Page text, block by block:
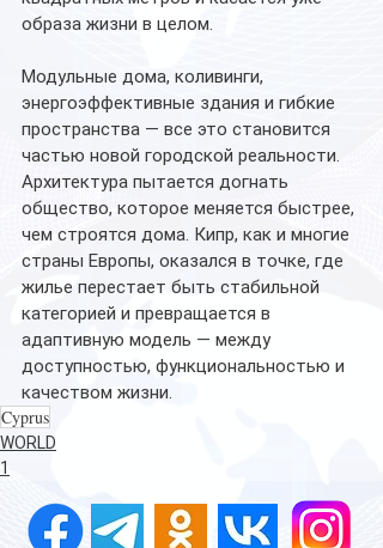
образа жизни в целом.
Модульные дома, коливинги,
энергоэффективные здания и гибкие
пространства — все это становится
частью новой городской реальности.
Архитектура пытается догнать
общество, которое меняется быстрее,
чем строятся дома. Кипр, как и многие
страны Европы, оказался в точке, где
жилье перестает быть стабильной
категорией и превращается в
адаптивную модель — между
доступностью, функциональностью и
качеством жизни.
Cyprus
WORLD
1